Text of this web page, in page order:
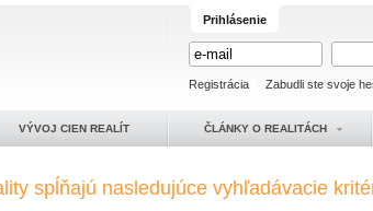
Prihlásenie
Registrácia Zabudli ste svoje
VÝVOJ CIEN REALÍT ČLÁNKY O REALITÁCH
spĺňajú nasledujúce vyhľadávacie